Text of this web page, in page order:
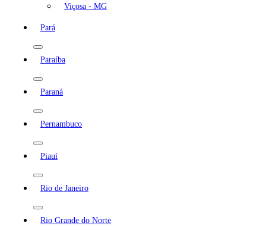
Viçosa - MG
Pará
Paraíba
Paraná
Pernambuco
Piauí
Rio de Janeiro
Rio Grande do Norte